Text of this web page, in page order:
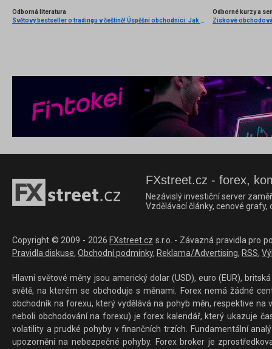
Odborná literatura
Světový bestseller o tradingu v češtině! Úspěšní obchodníci: Jak běžní lidé porážejí Wall Street v jeho vlastní hře
Odborné kurzy a
FXstreet.cz - forex,
Nezávislý investiční server
Vzdělávací články, cenové
Copyright © 2009 - 2026 FXstreet.cz s.r.o. - Závazná pravidla pro
Pravidla diskuse, Obchodní podmínky, Reklama/Advertising, RSS,
Hlavní světové měny jsou americký dolar (USD), euro (EUR),
světě, na kterém se obchoduje s měnami. Forex nemá žádné
obchodník na forexu, který vydělává na pohyb měn, respektive
neboli obchodování na forexu) je forex kalendář, který ukazuje
volatility a prudké pohyby v finančních trzích. Fundamentální
upozornění na nebezpečné pohyby. Forex broker je